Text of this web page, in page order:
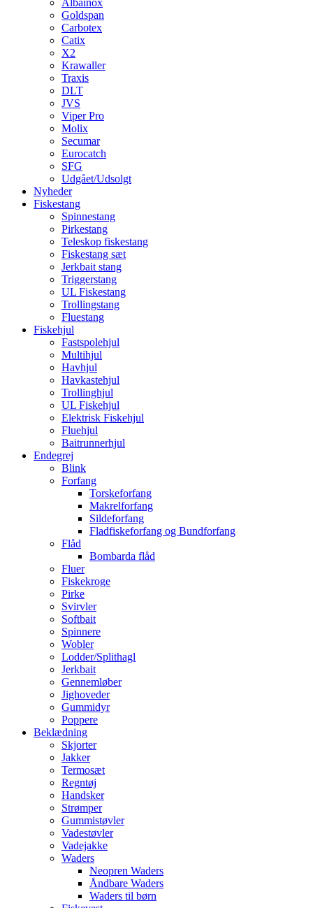
Goldspan
Carbotex
Catix
X2
Krawaller
Traxis
DLT
JVS
Viper Pro
Molix
Secumar
Eurocatch
SFG
Udgået/Udsolgt
Nyheder
Fiskestang
Spinnestang
Pirkestang
Teleskop fiskestang
Fiskestang sæt
Jerkbait stang
Triggerstang
UL Fiskestang
Trollingstang
Fluestang
Fiskehjul
Fastspolehjul
Multihjul
Havhjul
Havkastehjul
Trollinghjul
UL Fiskehjul
Elektrisk Fiskehjul
Fluehjul
Baitrunnerhjul
Endegrej
Blink
Forfang
Torskeforfang
Makrelforfang
Sildeforfang
Fladfiskeforfang og Bundforfang
Flåd
Bombarda flåd
Fluer
Fiskekroge
Pirke
Svirvler
Softbait
Spinnere
Wobler
Lodder/Splithagl
Jerkbait
Gennemløber
Jighoveder
Gummidyr
Poppere
Beklædning
Skjorter
Jakker
Termosæt
Regntøj
Handsker
Strømper
Gummistøvler
Vadestøvler
Vadejakke
Waders
Neopren Waders
Åndbare Waders
Waders til børn